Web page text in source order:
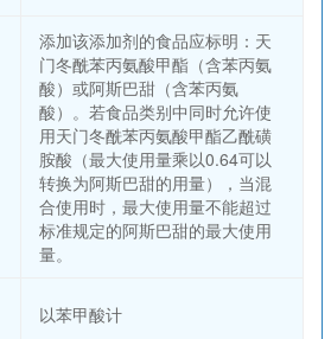
添加该添加剂的食品应标明：天
门冬酰苯丙氨酸甲酯（含苯丙氨
酸）或阿斯巴甜（含苯丙氨
酸）。若食品类别中同时允许使
用天门冬酰苯丙氨酸甲酯乙酰磺
胺酸（最大使用量乘以0.64可以
转换为阿斯巴甜的用量），当混
合使用时，最大使用量不能超过
标准规定的阿斯巴甜的最大使用
量。
以苯甲酸计